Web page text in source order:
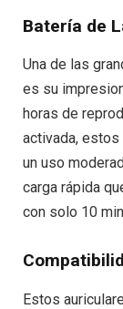
Batería de
Una de las
es su
horas de
activada, estos
un uso
carga rápida
con solo 10
Estos